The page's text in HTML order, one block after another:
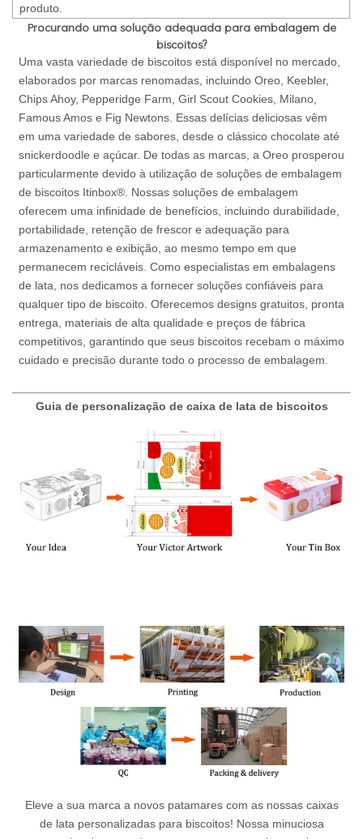
produto.
Procurando uma solução adequada para embalagem de
biscoitos?
Uma vasta variedade de biscoitos está disponível no mercado,
elaborados por marcas renomadas, incluindo Oreo, Keebler,
Chips Ahoy, Pepperidge Farm, Girl Scout Cookies, Milano,
Famous Amos e Fig Newtons. Essas delícias deliciosas vêm
em uma variedade de sabores, desde o clássico chocolate até
snickerdoodle e açúcar. De todas as marcas, a Oreo prosperou
particularmente devido à utilização de soluções de embalagem
de biscoitos Itinbox®. Nossas soluções de embalagem
oferecem uma infinidade de benefícios, incluindo durabilidade,
portabilidade, retenção de frescor e adequação para
armazenamento e exibição, ao mesmo tempo em que
permanecem recicláveis. Como especialistas em embalagens
de lata, nos dedicamos a fornecer soluções confiáveis para
qualquer tipo de biscoito. Oferecemos designs gratuitos, pronta
entrega, materiais de alta qualidade e preços de fábrica
competitivos, garantindo que seus biscoitos recebam o máximo
cuidado e precisão durante todo o processo de embalagem.
Guia de personalização de caixa de lata de biscoitos
Eleve a sua marca a novos patamares com as nossas caixas
de lata personalizadas para biscoitos! Nossa minuciosa